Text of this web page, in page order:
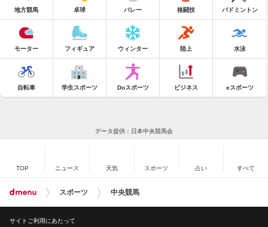
地方競馬 卓球 バレー 格闘技 バドミントン
モーター フィギュア ウィンター 陸上 水泳
自転車 学生スポーツ Doスポーツ ビジネス eスポーツ
データ提供：日本中央競馬会
TOP ニュース 天気 スポーツ 占い すべて
スポーツ 中央競馬
サイトご利用にあたって